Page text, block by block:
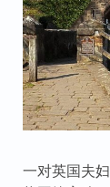
一对英国夫